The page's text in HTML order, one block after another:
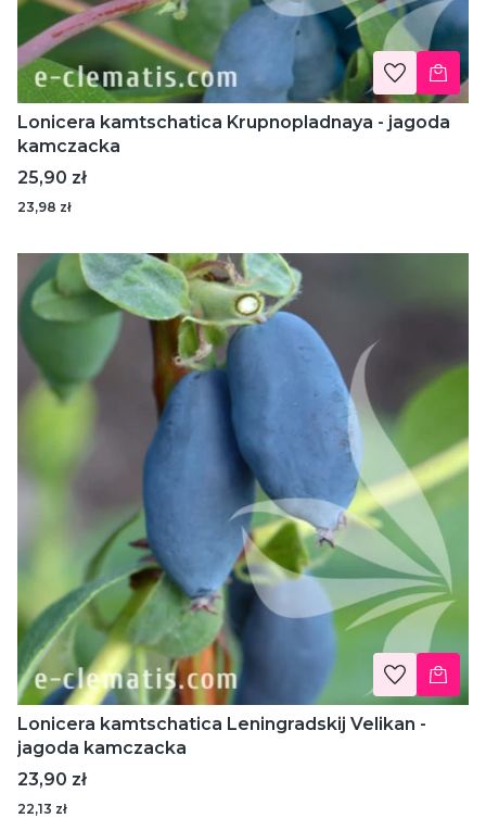
Lonicera kamtschatica Krupnopladnaya - jagoda
kamczacka
Cena
25,90 zł
23,98 zł
Lonicera kamtschatica Leningradskij Velikan -
jagoda kamczacka
Cena
23,90 zł
22,13 zł